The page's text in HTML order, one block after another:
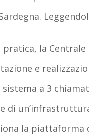
la Centrale
e
a 3
di
la